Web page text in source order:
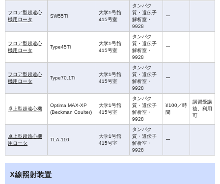
フロア型超遠心
機用ロータ
SW55Ti
大学1号館
415号室
タンパク
質・遺伝子
解析室・
9928
ー
フロア型超遠心
機用ロータ
Type45Ti
大学1号館
415号室
タンパク
質・遺伝子
解析室・
9928
ー
フロア型超遠心
機用ロータ
Type70.1Ti
大学1号館
415号室
タンパク
質・遺伝子
解析室・
9928
ー
卓上型超遠心機
Optima MAX-XP
(Beckman Coulter)
大学1号館
415号室
タンパク
質・遺伝子
解析室・
9928
¥100／時
間
講習受講
後、利用
可
卓上型超遠心機
用ロータ
TLA-110
大学1号館
415号室
タンパク
質・遺伝子
解析室・
9928
ー
X線照射装置